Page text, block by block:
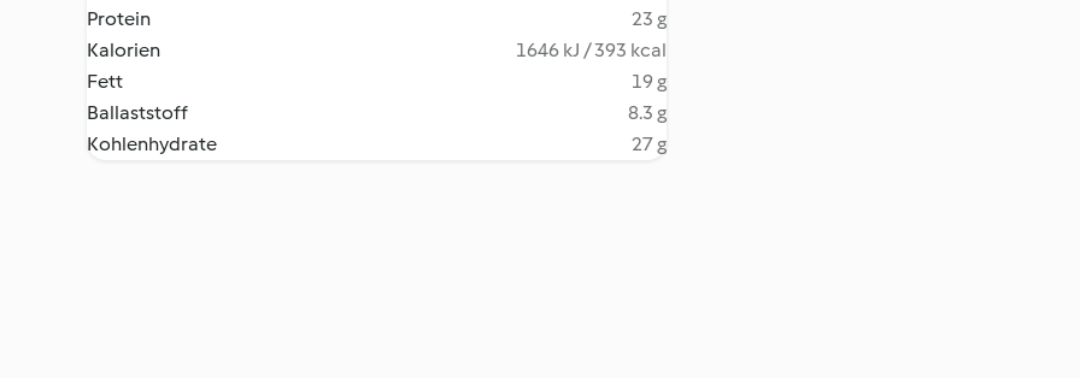
Protein
23 g
Kalorien
1646 kJ / 393 kcal
Fett
19 g
Ballaststoff
8.3 g
Kohlenhydrate
27 g